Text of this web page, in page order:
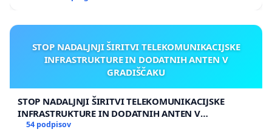
STOP NADALJNJI ŠIRITVI TELEKOMUNIKACIJSKE
INFRASTRUKTURE IN DODATNIH ANTEN V
GRADIŠČAKU
STOP NADALJNJI ŠIRITVI TELEKOMUNIKACIJSKE
INFRASTRUKTURE IN DODATNIH ANTEN V
GRADIŠČAKU
54 podpisov